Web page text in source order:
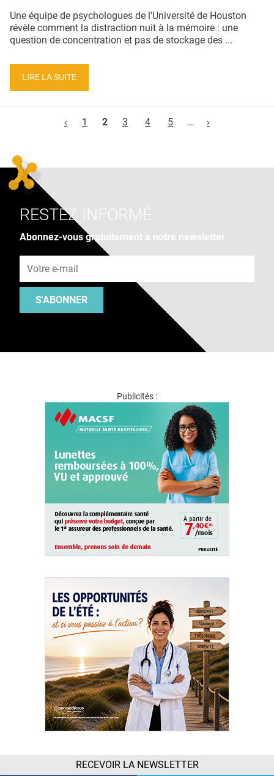
Une équipe de psychologues de l'Université de Houston
révèle comment la distraction nuit à la mémoire : une
question de concentration et pas de stockage des ...
LIRE LA SUITE
‹
1 2 3 4 5 … ›
RESTEZ INFORMÉ
Abonnez-vous gratuitement à notre newsletter
S'ABONNER
Publicités :
RECEVOIR LA NEWSLETTER